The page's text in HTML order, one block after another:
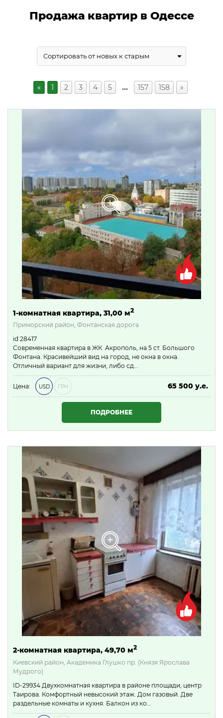
Продажа квартир в Одессе
« 1 2 3 4 5 … 157 158 »
1-комнатная квартира, 31,00 м2
Приморский район, Фонтанская дорога
id 28417
Современная квартира в ЖК Акрополь, на 5 ст. Большого
Фонтана. Красивейший вид на город, не окна в окна.
Отличный вариант для жизни, либо сд…
Цена: USD ГРН
65 500 у.е.
2 816 500 ₴
ПОДРОБНЕЕ
2-комнатная квартира, 49,70 м2
Киевский район, Академика Глушко пр. (Князя Ярослава
Мудрого)
ID-29934 Двухкомнатная квартира в районе площади, центр
Таирова. Комфортный невысокий этаж. Дом газовый. Две
раздельные комнаты и кухня. Балкон из ко…